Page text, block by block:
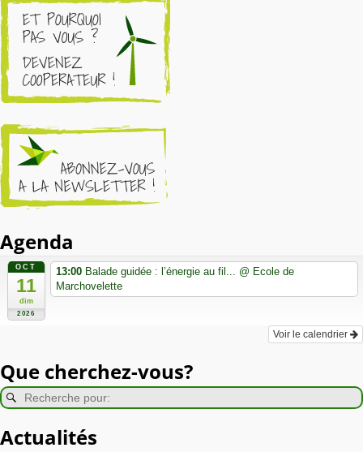
Agenda
OCT
11
dim
2026
13:00 Balade guidée : l’énergie au fil... @ Ecole de
Marchovelette
Voir le calendrier
Que cherchez-vous?
Actualités